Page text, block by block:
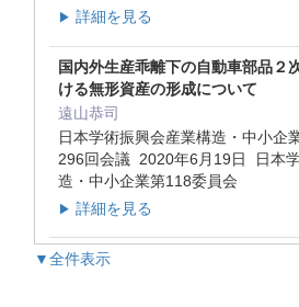
▶ 詳細を見る
国内外生産乖離下の自動車部品２
ける無形資産の形成について
遠山恭司
日本学術振興会産業構造・中小企
296回会議 2020年6月19日 日本
造・中小企業第118委員会
▶ 詳細を見る
▼全件表示